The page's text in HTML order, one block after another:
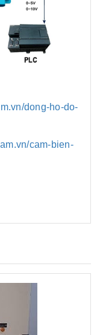
dong-ho-do-
cam-bien-